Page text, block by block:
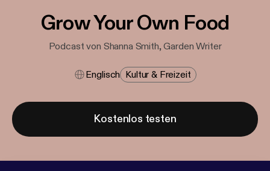
Grow Your Own Food
Podcast von Shanna Smith, Garden Writer
Englisch Kultur & Freizeit
Kostenlos testen